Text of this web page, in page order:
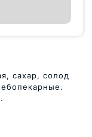
сахар, солод